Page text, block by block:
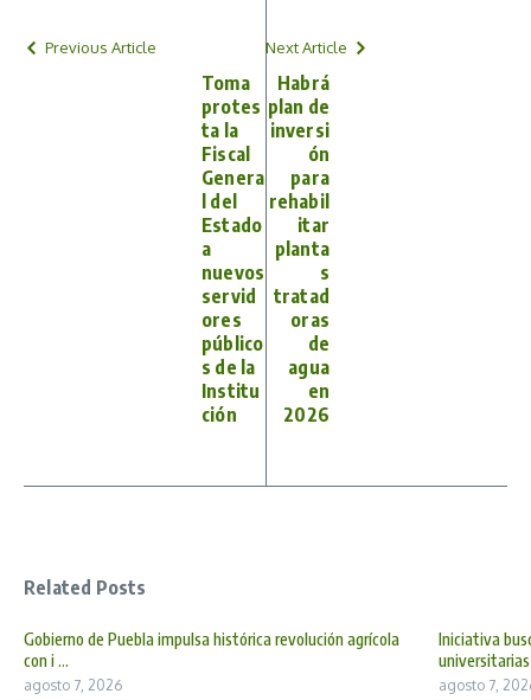
Previous Article
Toma
protes
ta la
Fiscal
Genera
l del
Estado
a
nuevos
servid
ores
público
s de la
Institu
ción
Next Article
Habrá
plan de
inversi
ón
para
rehabil
itar
planta
s
tratad
oras
de
agua
en
2026
Related Posts
Gobierno de Puebla impulsa histórica revolución agrícola
con i ...
agosto 7, 2026
Iniciativa
universitarias
agosto 7,